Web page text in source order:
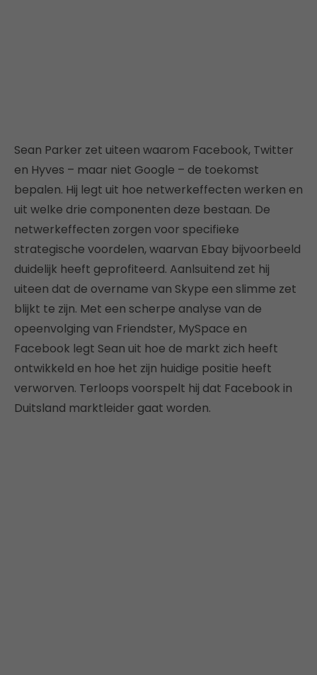
Sean Parker zet uiteen waarom Facebook, Twitter
en Hyves – maar niet Google – de toekomst
bepalen. Hij legt uit hoe netwerkeffecten werken en
uit welke drie componenten deze bestaan. De
netwerkeffecten zorgen voor specifieke
strategische voordelen, waarvan Ebay bijvoorbeeld
duidelijk heeft geprofiteerd. Aanlsuitend zet hij
uiteen dat de overname van Skype een slimme zet
blijkt te zijn. Met een scherpe analyse van de
opeenvolging van Friendster, MySpace en
Facebook legt Sean uit hoe de markt zich heeft
ontwikkeld en hoe het zijn huidige positie heeft
verworven. Terloops voorspelt hij dat Facebook in
Duitsland marktleider gaat worden.